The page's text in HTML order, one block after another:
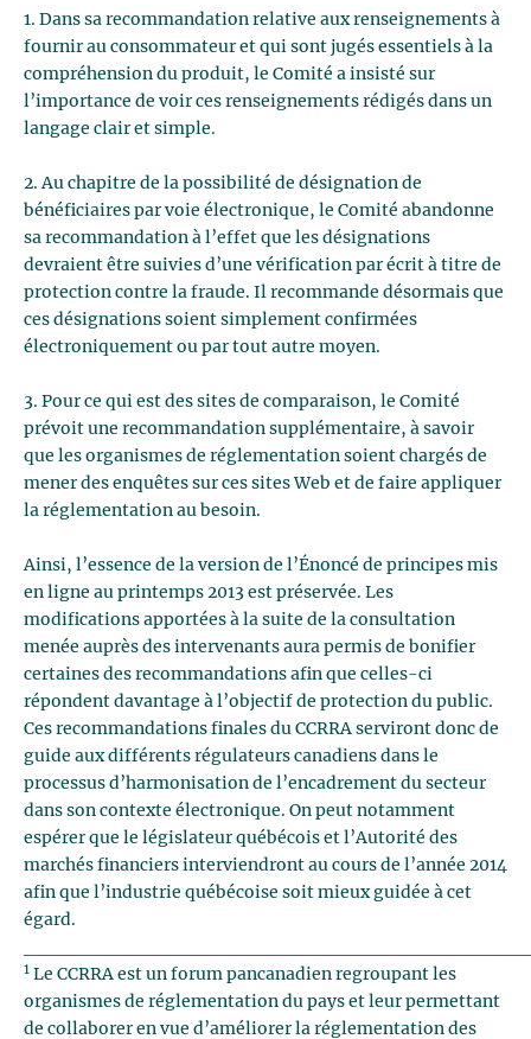
1. Dans sa recommandation relative aux renseignements à
fournir au consommateur et qui sont jugés essentiels à la
compréhension du produit, le Comité a insisté sur
l’importance de voir ces renseignements rédigés dans un
langage clair et simple.
2. Au chapitre de la possibilité de désignation de
bénéficiaires par voie électronique, le Comité abandonne
sa recommandation à l’effet que les désignations
devraient être suivies d’une vérification par écrit à titre de
protection contre la fraude. Il recommande désormais que
ces désignations soient simplement confirmées
électroniquement ou par tout autre moyen.
3. Pour ce qui est des sites de comparaison, le Comité
prévoit une recommandation supplémentaire, à savoir
que les organismes de réglementation soient chargés de
mener des enquêtes sur ces sites Web et de faire appliquer
la réglementation au besoin.
Ainsi, l’essence de la version de l’Énoncé de principes mis
en ligne au printemps 2013 est préservée. Les
modifications apportées à la suite de la consultation
menée auprès des intervenants aura permis de bonifier
certaines des recommandations afin que celles-ci
répondent davantage à l’objectif de protection du public.
Ces recommandations finales du CCRRA serviront donc de
guide aux différents régulateurs canadiens dans le
processus d’harmonisation de l’encadrement du secteur
dans son contexte électronique. On peut notamment
espérer que le législateur québécois et l’Autorité des
marchés financiers interviendront au cours de l’année 2014
afin que l’industrie québécoise soit mieux guidée à cet
égard.
1 Le CCRRA est un forum pancanadien regroupant les
organismes de réglementation du pays et leur permettant
de collaborer en vue d’améliorer la réglementation des